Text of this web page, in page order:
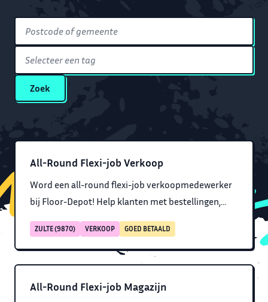
Selecteer een tag
Zoek
All-Round Flexi-job Verkoop
Word een all-round flexi-job verkoopmedewerker
bij Floor-Depot! Help klanten met bestellingen,
advies en het vinden van hun nieuwe vloer. Sociaal
profiel met basis kennis doe het zelf. Salaris van
14,5€/uur. Gezellig team en flexibele werktijden.
ZULTE (9870) VERKOOP GOED BETAALD
All-Round Flexi-job Magazijn